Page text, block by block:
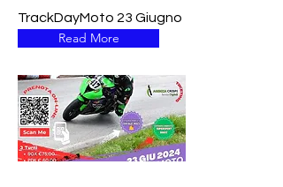
TrackDayMoto 23 Giugno
Read More